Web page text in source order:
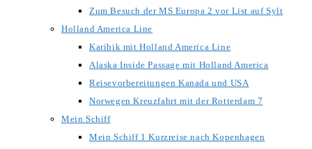
Zum Besuch der MS Europa 2 vor List auf Sylt
Holland America Line
Karibik mit Holland America Line
Alaska Inside Passage mit Holland America
Reisevorbereitungen Kanada und USA
Norwegen Kreuzfahrt mit der Rotterdam 7
Mein Schiff
Mein Schiff 1 Kurzreise nach Kopenhagen